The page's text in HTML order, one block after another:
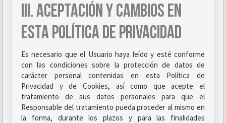
III. ACEPTACIÓN Y CAMBIOS EN
ESTA POLÍTICA DE PRIVACIDAD
Es necesario que el Usuario haya leído y esté conforme
con las condiciones sobre la protección de datos de
carácter personal contenidas en esta Política de
Privacidad y de Cookies, así como que acepte el
tratamiento de sus datos personales para que el
Responsable del tratamiento pueda proceder al mismo en
la forma, durante los plazos y para las finalidades